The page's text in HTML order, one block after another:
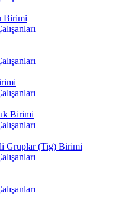
Birimi
Birimi
Gruplar (Tig) Birimi